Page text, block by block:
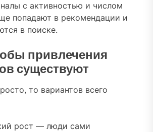
с активностью и числом
попадают в рекомендации и
в поиске.
привлечения
существуют
то вариантов всего
рост — люди сами